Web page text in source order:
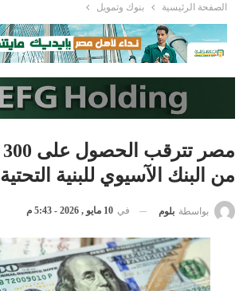
الصفحة الرئيسية بنوك وتمويل
من البنك الآسيوي للبنية التحتية
بواسطة بلوم في 10 مايو , 2026 - 5:43 م